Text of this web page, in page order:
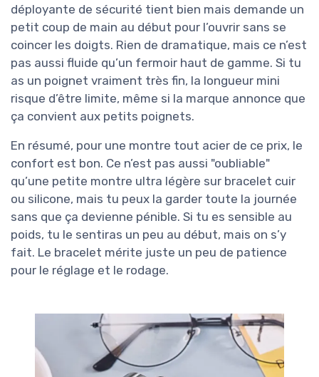
déployante de sécurité tient bien mais demande un
petit coup de main au début pour l’ouvrir sans se
coincer les doigts. Rien de dramatique, mais ce n’est
pas aussi fluide qu’un fermoir haut de gamme. Si tu
as un poignet vraiment très fin, la longueur mini
risque d’être limite, même si la marque annonce que
ça convient aux petits poignets.
En résumé, pour une montre tout acier de ce prix, le
confort est bon. Ce n’est pas aussi "oubliable"
qu’une petite montre ultra légère sur bracelet cuir
ou silicone, mais tu peux la garder toute la journée
sans que ça devienne pénible. Si tu es sensible au
poids, tu le sentiras un peu au début, mais on s’y
fait. Le bracelet mérite juste un peu de patience
pour le réglage et le rodage.